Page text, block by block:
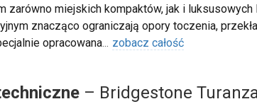
zarówno miejskich kompaktów, jak i
znacząco ograniczają opory toczenia,
opracowana... zobacz całość
– Bridgestone